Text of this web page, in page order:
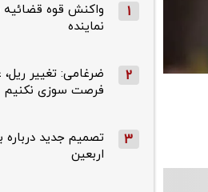
1
واکنش قوه
نماینده
2
ضرغامی: تغییر
فرصت سوزی نکنیم
3
تصمیم جدید درباره
اربعین